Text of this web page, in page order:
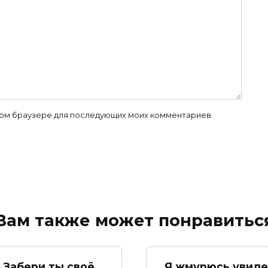
браузере для последующих моих комментариев.
также может